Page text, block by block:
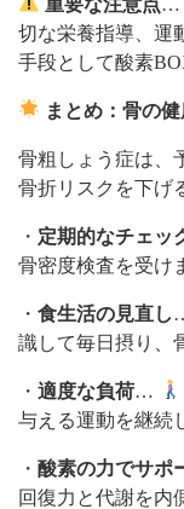
切な栄養指導、運
手段として酸素
まとめ：骨の
骨粗しょう症は、
骨折リスクを下げ
・ 定期的なチェッ
骨密度検査を受け
・ 食生活の見直し
識して毎日摂り、
・ 適度な負荷…
与える運動を継続
・ 酸素の力でサポ
回復力と代謝を内